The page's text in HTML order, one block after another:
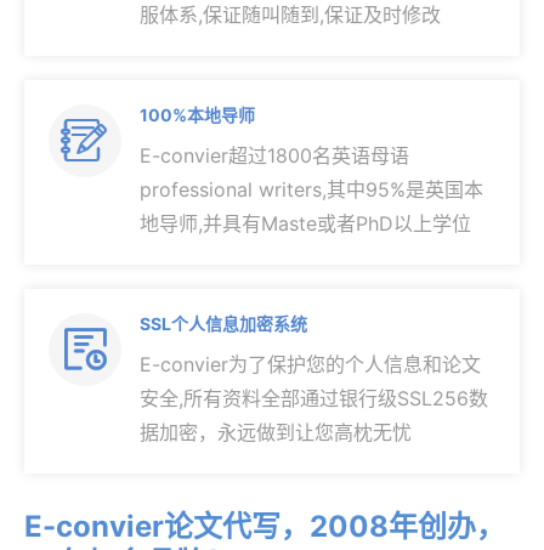
服体系,保证随叫随到,保证及时修改

100%本地导师
E-convier超过1800名英语母语
professional writers,其中95%是英国本
地导师,并具有Maste或者PhD以上学位

SSL个人信息加密系统
E-convier为了保护您的个人信息和论文
安全,所有资料全部通过银行级SSL256数
据加密，永远做到让您高枕无忧
E-convier论文代写，2008年创办，